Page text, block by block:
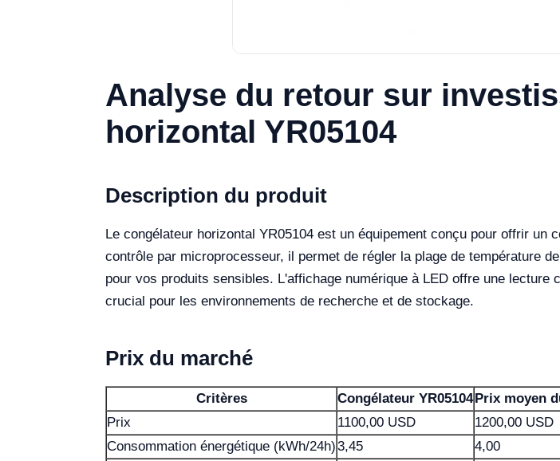
Analyse du retour sur
horizontal YR05104
Description du produit
Le congélateur horizontal YR05104 est un équipement conçu pour offrir
contrôle par microprocesseur, il permet de régler la plage de température
pour vos produits sensibles. L'affichage numérique à LED offre une
crucial pour les environnements de recherche et de stockage.
Prix du marché
Critères Congélateur YR05104Prix moyen
Prix
1100,00 USD
1200,00 USD
Consommation énergétique (kWh/24h)3,45
4,00